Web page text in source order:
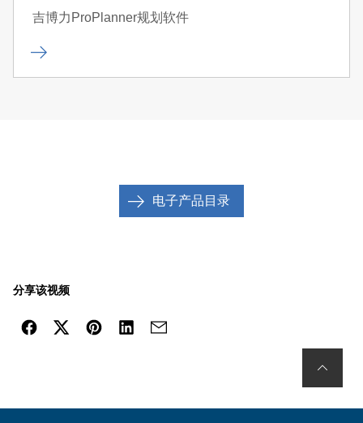
吉博力ProPlanner规划软件
电子产品目录
分享该视频